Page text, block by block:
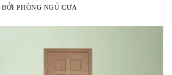
BỞIPHÒNG NGỦ CƯA